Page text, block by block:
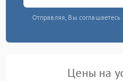
Отправляя, Вы
Цены на